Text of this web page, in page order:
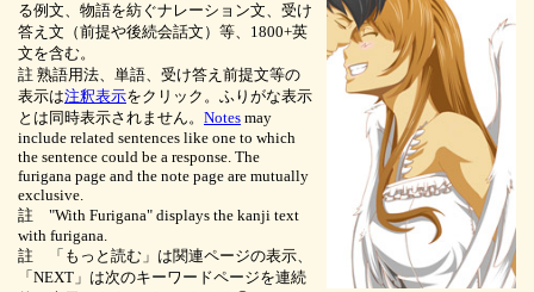
る例文、物語を紡ぐナレーション文、受け
答え文（前提や後続会話文）等、1800+英
文を含む。
註 熟語用法、単語、受け答え前提文等の
表示は注釈表示をクリック。ふりがな表示
とは同時表示されません。 Notes may
include related sentences like one to which
the sentence could be a response. The
furigana page and the note page are mutually
exclusive.
註 "With Furigana" displays the kanji text
with furigana.
註 「もっと読む」は関連ページの表示、
「NEXT」は次のキーワードページを連続